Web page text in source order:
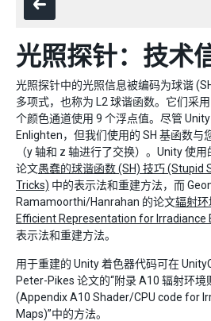
光照探针：技术
光照探针中的光照信息被编码为球谐
多项式，也称为 L2 球谐函数。它们采
个颜色通道使用 9 个浮点值。尽管
Enlighten，但我们使用的 SH 基函数与
（y 轴和 z 轴进行了交换）。Unity 使
论文愚蠢的球谐函数 (SH) 技巧 (Stupid
Tricks) 中的表示法和重建方法，而
Ramamoorthi/Hanrahan 的论文辐射
Efficient Representation for Irradiance
表示法和重建方法。
用于重建的 Unity 着色器代码可在
Peter-Pikes 论文的“附录 A10 辐射环
(Appendix A10 Shader/CPU code for
Maps)”中的方法。